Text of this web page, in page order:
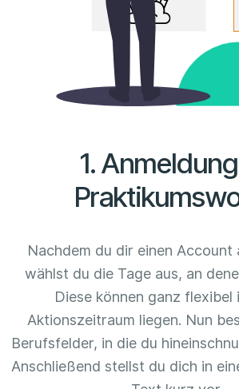
1.
Nachdem du dir einen Account
wählst du die Tage aus, an
Diese können ganz flexibel
Aktionszeitraum liegen. Nun
Berufsfelder, in die du
Anschließend stellst du dich in